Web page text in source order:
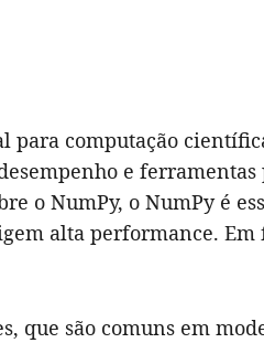
computação
e
o NumPy, o NumPy é
alta performance. Em
que são comuns em